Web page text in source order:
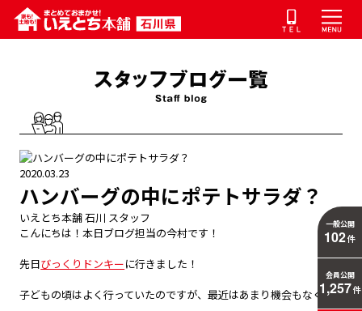
2020.03.23
ハンバーグの中にポテトサラダ？
いえとち本舗 石川 スタッフ
こんにちは！本日ブログ担当の今村です！
先日びっくりドンキーに行きました！
子どもの頃はよく行っていたのですが、最近はあまり機会もなく、
一般公開
102件
会員公開
1,257件